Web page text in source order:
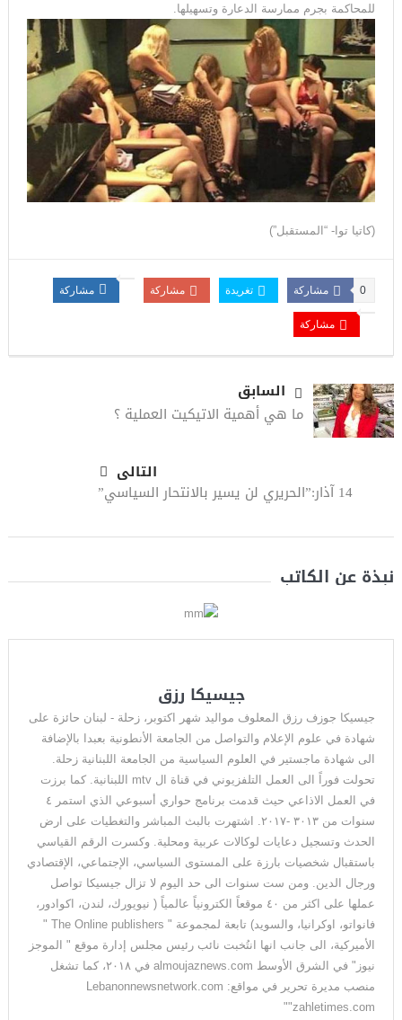
للمحاكمة بجرم ممارسة الدعارة وتسهيلها.
(كاتيا توا- “المستقبل”)
مشاركة 0 تغريدة مشاركة مشاركة
مشاركة
السابق
ما هي أهمية الاتيكيت العملية ؟
التالى
14 آذار:”الحريري لن يسير بالانتحار السياسي”
نبذة عن الكاتب
جيسيكا رزق
جيسيكا جوزف رزق المعلوف مواليد شهر اكتوبر، زحلة - لبنان حائزة على
شهادة في علوم الإعلام والتواصل من الجامعة الأنطونية بعبدا بالإضافة
الى شهادة ماجستير في العلوم السياسية من الجامعة اللبنانية زحلة.
تحولت فوراً الى العمل التلفزيوني في قناة ال mtv اللبنانية. كما برزت
في العمل الاذاعي حيث قدمت برنامج حواري أسبوعي الذي استمر ٤
سنوات من ٣٠١٣ -٢٠١٧. اشتهرت بالبث المباشر والتغطيات على ارض
الحدث وتسجيل دعايات لوكالات عربية ومحلية. وكسرت الرقم القياسي
باستقبال شخصيات بارزة على المستوى السياسي، الإجتماعي، الإقتصادي
ورجال الدين. ومن ست سنوات الى حد اليوم لا تزال جيسيكا تواصل
عملها على اكثر من ٤٠ موقعاً الكترونياً عالمياً ( نيويورك، لندن، اكوادور،
فانواتو، اوكرانيا، والسويد) تابعة لمجموعة " The Online publishers "
الأميركية، الى جانب انها انتُخبت نائب رئيس مجلس إدارة موقع " الموجز
نيوز" في الشرق الأوسط almoujaznews.com في ٢٠١٨، كما تشغل
منصب مديرة تحرير في مواقع: Lebanonnewsnetwork.com
"zahletimes.com"